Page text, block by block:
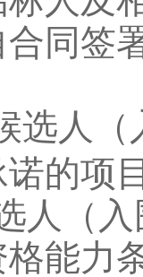
同签
选人
的项
人
（
能力